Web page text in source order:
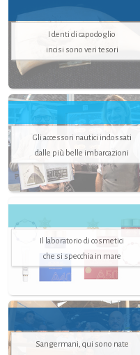
I denti di capodoglio
incisi sono veri tesori
Gli accessori nautici indossati
dalle più belle imbarcazioni
Il laboratorio di cosmetici
che si specchia in mare
Sangermani, qui sono nate